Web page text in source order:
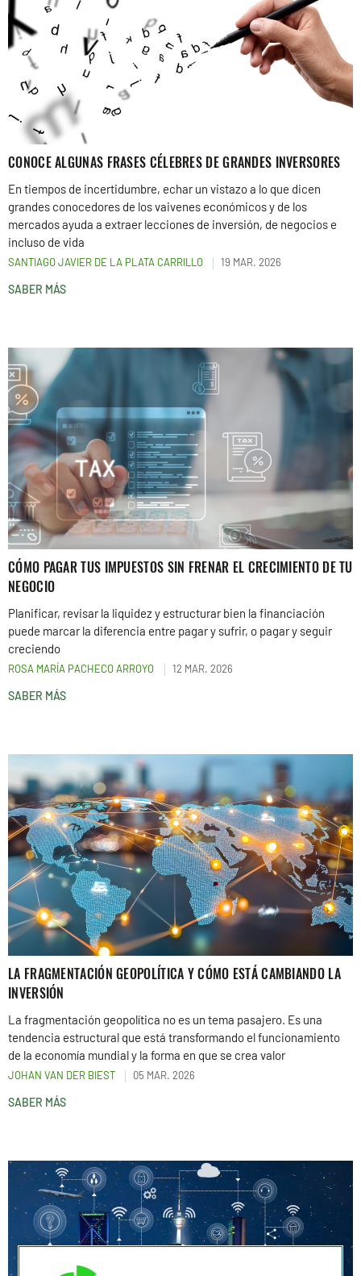
CONOCE ALGUNAS FRASES CÉLEBRES DE GRANDES INVERSORES
En tiempos de incertidumbre, echar un vistazo a lo que dicen
grandes conocedores de los vaivenes económicos y de los
mercados ayuda a extraer lecciones de inversión, de negocios e
incluso de vida
SANTIAGO JAVIER DE LA PLATA CARRILLO 19 MAR. 2026
SABER MÁS
CÓMO PAGAR TUS IMPUESTOS SIN FRENAR EL CRECIMIENTO DE TU
NEGOCIO
Planificar, revisar la liquidez y estructurar bien la financiación
puede marcar la diferencia entre pagar y sufrir, o pagar y seguir
creciendo
ROSA MARÍA PACHECO ARROYO 12 MAR. 2026
SABER MÁS
LA FRAGMENTACIÓN GEOPOLÍTICA Y CÓMO ESTÁ CAMBIANDO LA
INVERSIÓN
La fragmentación geopolítica no es un tema pasajero. Es una
tendencia estructural que está transformando el funcionamiento
de la economía mundial y la forma en que se crea valor
JOHAN VAN DER BIEST 05 MAR. 2026
SABER MÁS